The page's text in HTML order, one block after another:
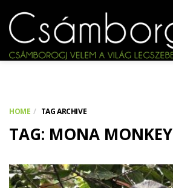
HOME TAG ARCHIVE
TAG: MONA MONKEY